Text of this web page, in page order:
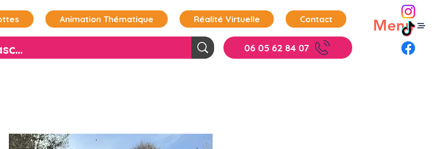
Animation Thématique Réalité Virtuelle Contact
06 05 62 84 07
Menu